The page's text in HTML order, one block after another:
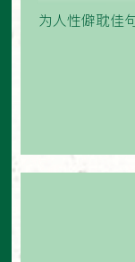
为人性僻耽佳